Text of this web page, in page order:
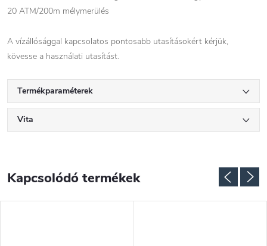
20 ATM/200m mélymerülés
A vízállósággal kapcsolatos pontosabb utasításokért kérjük,
kövesse a használati utasítást.
Termékparaméterek
Vita
Kapcsolódó termékek